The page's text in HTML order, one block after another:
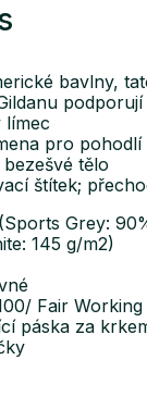
bavlny,
límec
pro pohodlí
tělo
štítek;
Grey:
145 g/m2)
Fair Working
páska za